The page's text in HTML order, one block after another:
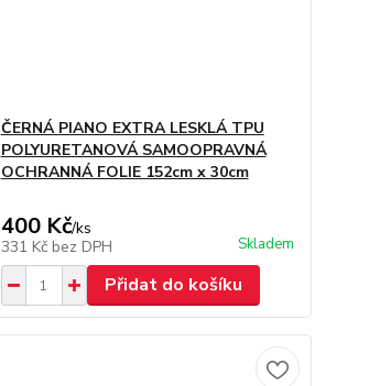
ČERNÁ PIANO EXTRA LESKLÁ TPU
POLYURETANOVÁ SAMOOPRAVNÁ
OCHRANNÁ FOLIE 152cm x 30cm
400 Kč/ks
331 Kč bez DPH Skladem
Přidat do košíku